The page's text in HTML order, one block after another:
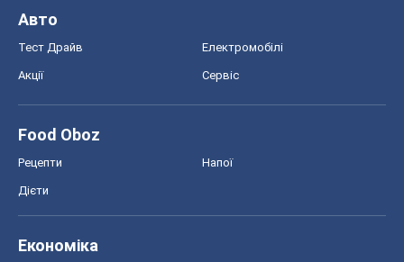
Авто
Тест Драйв Електромобілі
Акції Сервіс
Food Oboz
Рецепти Напої
Дієти
Економіка